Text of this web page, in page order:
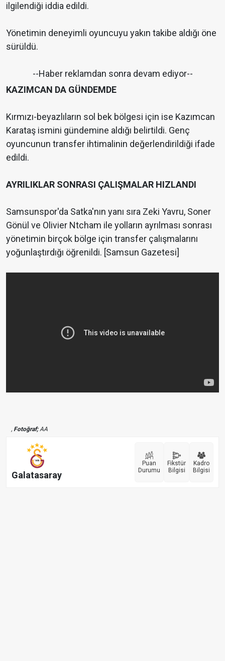
ilgilendiği iddia edildi.
Yönetimin deneyimli oyuncuyu yakın takibe aldığı öne
sürüldü.
--Haber reklamdan sonra devam ediyor--
KAZIMCAN DA GÜNDEMDE
Kırmızı-beyazlıların sol bek bölgesi için ise Kazımcan
Karataş ismini gündemine aldığı belirtildi. Genç
oyuncunun transfer ihtimalinin değerlendirildiği ifade
edildi.
AYRILIKLAR SONRASI ÇALIŞMALAR HIZLANDI
Samsunspor'da Satka'nın yanı sıra Zeki Yavru, Soner
Gönül ve Olivier Ntcham ile yolların ayrılması sonrası
yönetimin birçok bölge için transfer çalışmalarını
yoğunlaştırdığı öğrenildi. [Samsun Gazetesi]
, Fotoğraf;AA
Galatasaray
Puan
Durumu
Fikstür
Bilgisi
Kadro
Bilgisi